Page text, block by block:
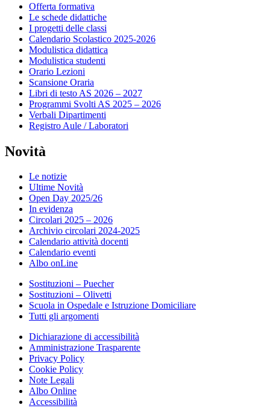
Offerta formativa
Le schede didattiche
I progetti delle classi
Calendario Scolastico 2025-2026
Modulistica didattica
Modulistica studenti
Orario Lezioni
Scansione Oraria
Libri di testo AS 2026 – 2027
Programmi Svolti AS 2025 – 2026
Verbali Dipartimenti
Registro Aule / Laboratori
Novità
Le notizie
Ultime Novità
Open Day 2025/26
In evidenza
Circolari 2025 – 2026
Archivio circolari 2024-2025
Calendario attività docenti
Calendario eventi
Albo onLine
Sostituzioni – Puecher
Sostituzioni – Olivetti
Scuola in Ospedale e Istruzione Domiciliare
Tutti gli argomenti
Dichiarazione di accessibilità
Amministrazione Trasparente
Privacy Policy
Cookie Policy
Note Legali
Albo Online
Accessibilità